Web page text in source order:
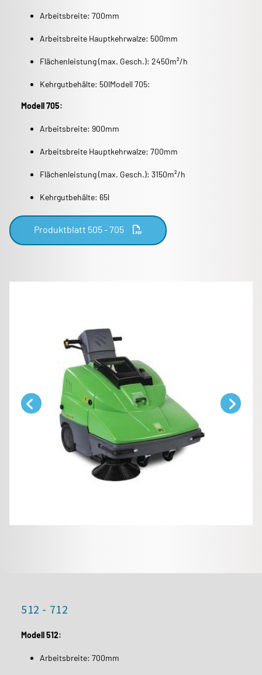
Arbeitsbreite: 700mm
Arbeitsbreite Hauptkehrwalze: 500mm
Flächenleistung (max. Gesch.): 2450m²/h
Kehrgutbehälte: 50lModell 705:
Modell 705:
Arbeitsbreite: 900mm
Arbeitsbreite Hauptkehrwalze: 700mm
Flächenleistung (max. Gesch.): 3150m²/h
Kehrgutbehälte: 65l
Produktblatt 505 - 705
512 - 712
Modell 512:
Arbeitsbreite: 700mm